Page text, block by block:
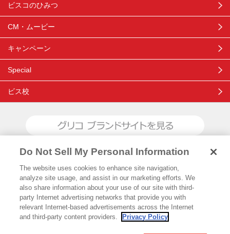
ビスコのひみつ
CM・ムービー
キャンペーン
Special
ビス校
Glicoからの最新情報を受け取る
Glicoホーム お問い合わせ プライバシーポリシー
ソーシャルメディアポリシー サイトマップ Cookie 設定
江崎グリコ株式会社 Copyright©2026
Do Not Sell My Personal Information
The website uses cookies to enhance site navigation,
analyze site usage, and assist in our marketing efforts. We
also share information about your use of our site with third-
party Internet advertising networks that provide you with
relevant Internet-based advertisements across the Internet
and third-party content providers.
Privacy Policy